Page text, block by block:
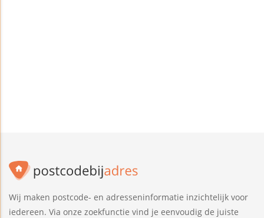
Wij maken postcode- en adresseninformatie inzichtelijk voor
iedereen. Via onze zoekfunctie vind je eenvoudig de juiste